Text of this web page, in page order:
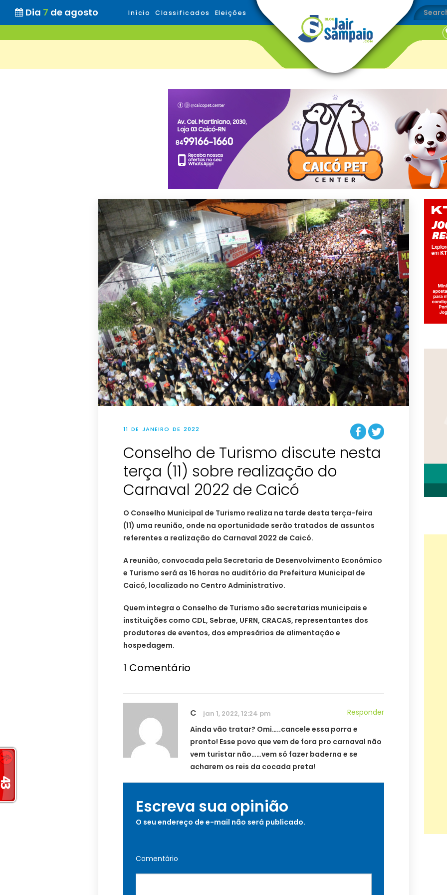
Dia 7 de agosto Início Classificados Eleições
11 DE JANEIRO DE 2022
Conselho de Turismo discute nesta
terça (11) sobre realização do
Carnaval 2022 de Caicó
O Conselho Municipal de Turismo realiza na tarde desta terça-feira
(11) uma reunião, onde na oportunidade serão tratados de assuntos
referentes a realização do Carnaval 2022 de Caicó.
A reunião, convocada pela Secretaria de Desenvolvimento Econômico
e Turismo será as 16 horas no auditório da Prefeitura Municipal de
Caicó, localizado no Centro Administrativo.
Quem integra o Conselho de Turismo são secretarias municipais e
instituições como CDL, Sebrae, UFRN, CRACAS, representantes dos
produtores de eventos, dos empresários de alimentação e
hospedagem.
1 Comentário
C jan 1, 2022, 12:24 pm
Responder
Ainda vão tratar? Omi…..cancele essa porra e
pronto! Esse povo que vem de fora pro carnaval não
vem turistar não……vem só fazer baderna e se
acharem os reis da cocada preta!
Escreva sua opinião
O seu endereço de e-mail não será publicado.
Comentário